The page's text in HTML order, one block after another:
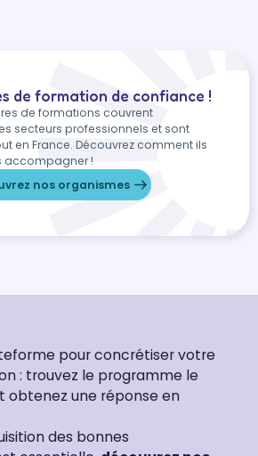
de formation de confiance !
de formations couvrent
secteurs professionnels et sont
en France. Découvrez comment ils
accompagner !
nos organismes
pour concrétiser votre
: trouvez le programme le
obtenez une réponse en
des bonnes